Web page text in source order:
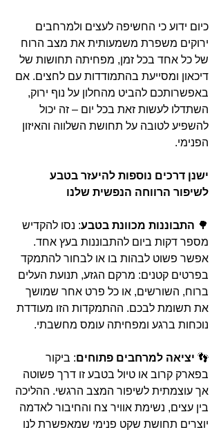
כיום ידוע כי החשיפה לעצים ולמרחבים
ירוקים משפרת משמעותית את מצב הרוח
של כל אחד בכל זמן, מפחיתה תחושות של
דיכאון ומסייעת בהתמודדות עם לחצים. אם
באפשרותכם להביט מהחלון על נוף ירוק,
השתדלו לעשות זאת בכל יום – זה יכול
להשפיע לטובה על תחושת השלווה והאיזון
הפנימי.
ישנן דרכים נוספות להיעזר בטבע
לשיפור הרווחה הנפשית שלנו
🌳 התבוננות מכוונת בטבע: נסו להקדיש
מספר דקות ביום להתבוננות בעץ אחד.
אפשר פשוט לבהות בו או לבחור להתמקד
בפרטים קטנים: מרקם הגזע, תנועת העלים
ברוח, השורשים, או כל פרט אחר שמושך
את תשומת לבכם. ההתמקדות הזו מעודדת
נוכחות ברגע ומפחיתה עומס מחשבתי.
👣 יציאה למרחבים פתוחים: ביקור
בפארק קרוב או טיול בטבע זו דרך פשוטה
אך עוצמתית לשיפור המצב הרגשי. ההליכה
בין עצים, נשימת אוויר צח והחיבור לאדמה
יוצרים תחושת שקט פנימי שמאפשרת לנו